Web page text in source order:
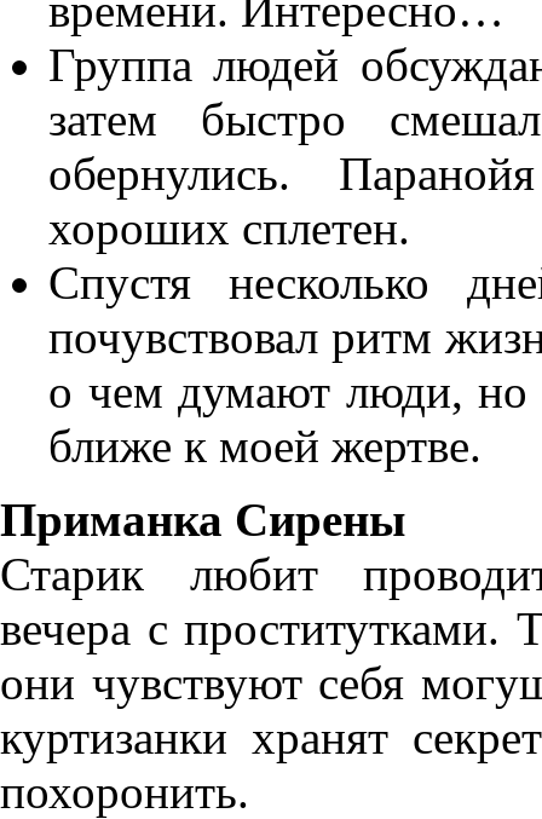
Группа людей
затем быстро
обернулись.
хороших сплетен.
Спустя несколько
почувствовал ритм
о чем думают люди,
ближе к моей жертве.
Приманка Сирены
Старик любит
вечера с проститутками.
они чувствуют себя
куртизанки хранят
похоронить.